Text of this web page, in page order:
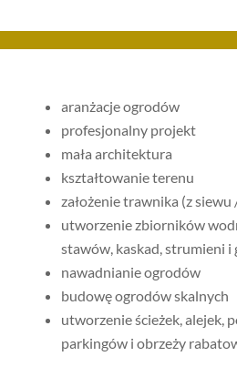
aranżacje ogrodów
profesjonalny projekt
mała architektura
kształtowanie terenu
założenie trawnika (z siewu
utworzenie zbiorników
stawów, kaskad, strumieni i
nawadnianie ogrodów
budowę ogrodów skalnych
utworzenie ścieżek, alejek,
parkingów i obrzeży